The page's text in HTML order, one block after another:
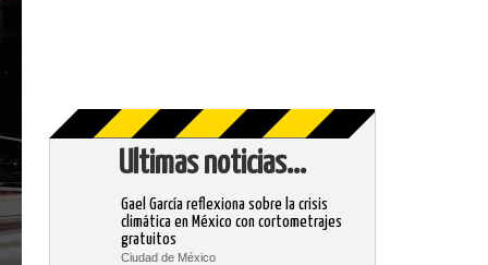
Ultimas noticias...
Gael García reflexiona sobre la crisis
climática en México con cortometrajes
gratuitos
Ciudad de México